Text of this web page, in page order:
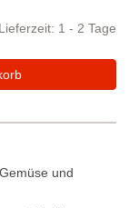
Lieferzeit: 1 - 2 Tage
und